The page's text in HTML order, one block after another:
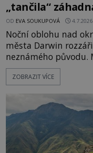
„tančila“
OD EVA SOUKUPOVÁ 4.7.2026
Noční oblohu nad
města Darwin
neznámého původu. Modré světelné koule byly
viditelné nejméně
opakovaně
mohlo jít o návštěvu ze
záznam okamžitě
ZOBRAZIT VÍCE